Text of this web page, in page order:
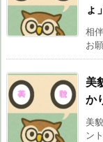
ょ」
相
お
美
か
美
ン